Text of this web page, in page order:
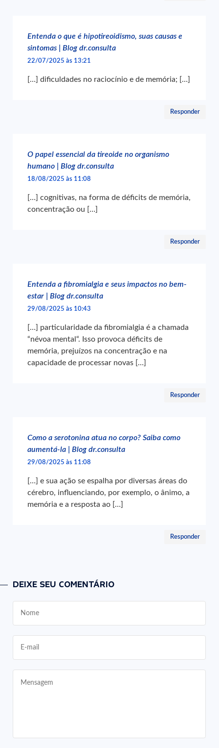
Entenda o que é hipotireoidismo, suas causas e
sintomas | Blog dr.consulta
22/07/2025 às 13:21
[…] dificuldades no raciocínio e de memória; […]
Responder
O papel essencial da tireoide no organismo
humano | Blog dr.consulta
18/08/2025 às 11:08
[…] cognitivas, na forma de déficits de memória,
concentração ou […]
Responder
Entenda a fibromialgia e seus impactos no bem-
estar | Blog dr.consulta
29/08/2025 às 10:43
[…] particularidade da fibromialgia é a chamada
“névoa mental“. Isso provoca déficits de
memória, prejuízos na concentração e na
capacidade de processar novas […]
Responder
Como a serotonina atua no corpo? Saiba como
aumentá-la | Blog dr.consulta
29/08/2025 às 11:08
[…] e sua ação se espalha por diversas áreas do
cérebro, influenciando, por exemplo, o ânimo, a
memória e a resposta ao […]
Responder
DEIXE SEU COMENTÁRIO